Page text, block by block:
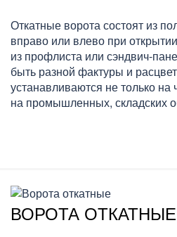
Откатные ворота состоят из
вправо или влево при
из профлиста или сэндвич-
быть разной фактуры и
устанавливаются не только на
на промышленных, складских
ВОРОТА ОТКАТНЫЕ